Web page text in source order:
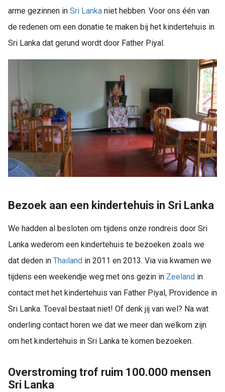
arme gezinnen in Sri Lanka niet hebben. Voor ons één van
de redenen om een donatie te maken bij het kindertehuis in
Sri Lanka dat gerund wordt door Father Piyal.
Bezoek aan een kindertehuis in Sri Lanka
We hadden al besloten om tijdens onze rondreis door Sri
Lanka wederom een kindertehuis te bezoeken zoals we
dat deden in Thailand in 2011 en 2013. Via via kwamen we
tijdens een weekendje weg met ons gezin in Zeeland in
contact met het kindertehuis van Father Piyal, Providence in
Sri Lanka. Toeval bestaat niet! Of denk jij van wel? Na wat
onderling contact horen we dat we meer dan welkom zijn
om het kindertehuis in Sri Lanka te komen bezoeken.
Overstroming trof ruim 100.000 mensen
Sri Lanka